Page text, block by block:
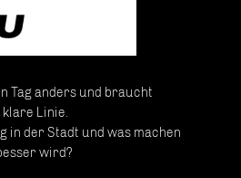
Tag anders und braucht
Linie.
in der Stadt und was machen
wird?